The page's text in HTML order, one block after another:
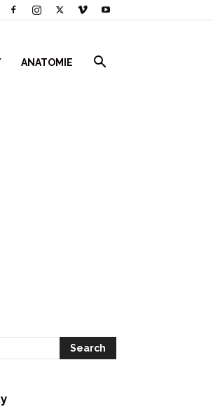
ANATOMIE